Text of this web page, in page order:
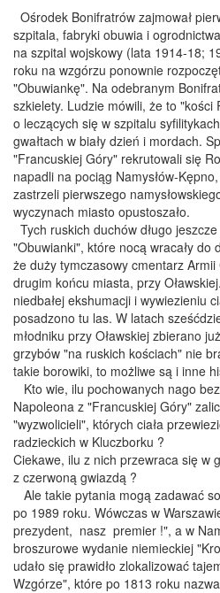
Ośrodek Bonifratrów zajmował
szpitala, fabryki obuwia i
na szpital wojskowy (lata 1914-18;
roku na wzgórzu ponownie
"Obuwiankę". Na odebranym
szkielety. Ludzie mówili, że to
o leczących się w szpitalu
gwałtach w biały dzień i mordach.
"Francuskiej Góry" rekrutowali się
napadli na pociąg Namysłów-
zastrzeli pierwszego
wyczynach miasto opustoszało.
Tych ruskich duchów długo
"Obuwianki", które nocą wracały do
że duży tymczasowy cmentarz
drugim końcu miasta, przy
niedbałej ekshumacji i wywiezieniu
posadzono tu las. W latach
młodniku przy Oławskiej zbierano
grzybów "na ruskich kościach" nie
takie borowiki, to możliwe są i inne
Kto wie, ilu pochowanych nago
Napoleona z "Francuskiej Góry"
"wyzwolicieli", których ciała
radzieckich w Kluczborku ?
Ciekawe, ilu z nich przewraca się w
z czerwoną gwiazdą ?
Ale takie pytania mogą zadawać
po 1989 roku. Wówczas w
prezydent, nasz premier !", a w
broszurowe wydanie niemieckiej
udało się prawidło zlokalizować
Wzgórze", które po 1813 roku